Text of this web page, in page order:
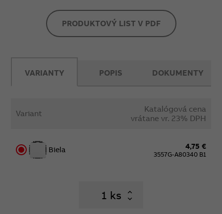
PRODUKTOVÝ LIST V PDF
VARIANTY
Variant
Katalógová cena
vrátane vr. 23% DPH
Biela 4,75 €
3557G-A80340 B1
ks
POPIS DOKUMENTY